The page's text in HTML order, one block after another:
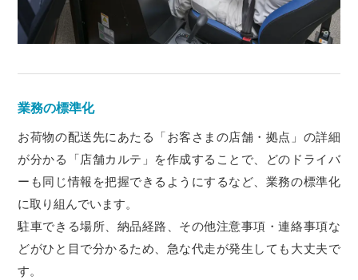
業務の標準化
お荷物の配送先にあたる「お客さまの店舗・拠点」の詳細
が分かる「店舗カルテ」を作成することで、どのドライバ
ーも同じ情報を把握できるようにするなど、業務の標準化
に取り組んでいます。
駐車できる場所、納品経路、その他注意事項・連絡事項な
どがひと目で分かるため、急な代走が発生しても大丈夫で
す。